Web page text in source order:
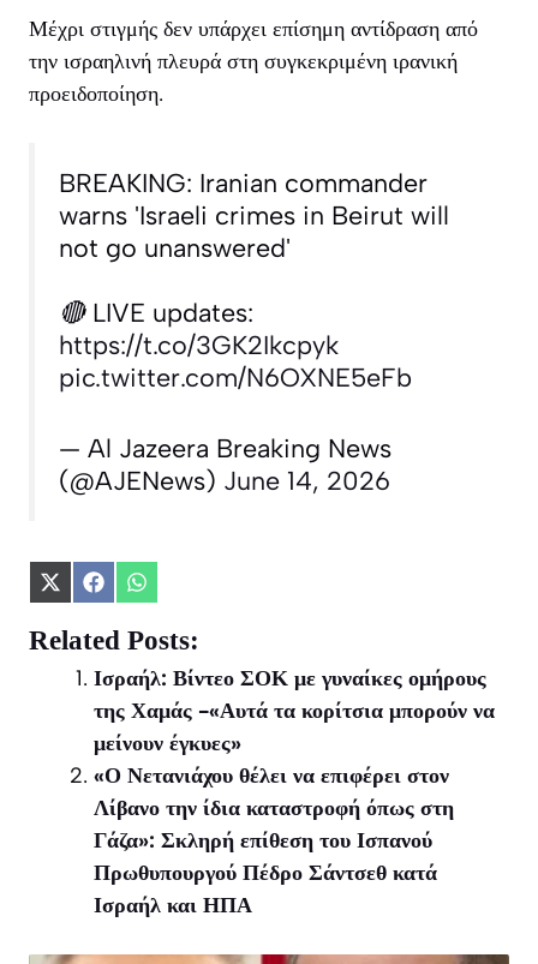
Μέχρι στιγμής δεν υπάρχει επίσημη αντίδραση από
την ισραηλινή πλευρά στη συγκεκριμένη ιρανική
προειδοποίηση.
BREAKING: Iranian commander
warns 'Israeli crimes in Beirut will
not go unanswered'
🔴 LIVE updates:
https://t.co/3GK2Ikcpyk
pic.twitter.com/N6OXNE5eFb
— Al Jazeera Breaking News
(@AJENews) June 14, 2026
Share
X
(Twitter)
Share
Facebook
Share
WhatsApp
Related Posts:
Ισραήλ: Βίντεο ΣΟΚ με γυναίκες ομήρους
της Χαμάς -«Αυτά τα κορίτσια μπορούν να
μείνουν έγκυες»
«Ο Νετανιάχου θέλει να επιφέρει στον
Λίβανο την ίδια καταστροφή όπως στη
Γάζα»: Σκληρή επίθεση του Ισπανού
Πρωθυπουργού Πέδρο Σάντσεθ κατά
Ισραήλ και ΗΠΑ